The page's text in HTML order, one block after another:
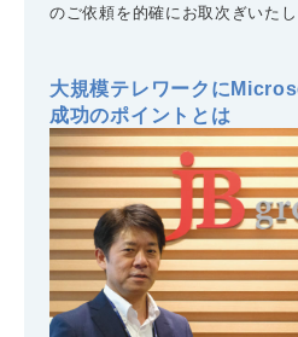
のご依頼を的確にお取次ぎいたし
大規模テレワークに
成功のポイントとは